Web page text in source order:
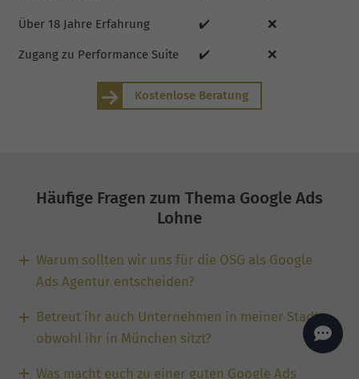
Über 18 Jahre Erfahrung ✔️ ❌
Zugang zu Performance Suite ✔️ ❌
Kostenlose Beratung
Häufige Fragen zum Thema Google Ads
Lohne
Warum sollten wir uns für die OSG als Google
Ads Agentur entscheiden?
Betreut ihr auch Unternehmen in meiner Stadt,
obwohl ihr in München sitzt?
Was macht euch zu einer guten Google Ads
Sales Manager
Hallo, willkommen bei